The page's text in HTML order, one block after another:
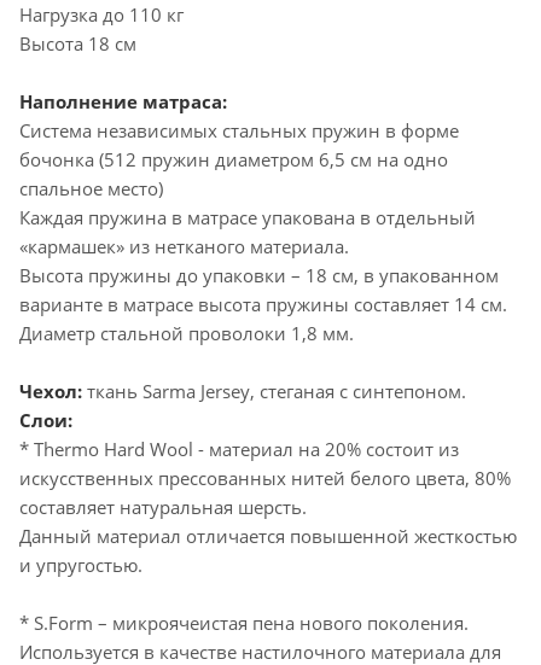
Нагрузка до 110 кг
Высота 18 см
Наполнение матраса:
Система независимых стальных пружин в форме
бочонка (512 пружин диаметром 6,5 см на одно
спальное место)
Каждая пружина в матрасе упакована в отдельный
«кармашек» из нетканого материала.
Высота пружины до упаковки – 18 см, в упакованном
варианте в матрасе высота пружины составляет 14 см.
Диаметр стальной проволоки 1,8 мм.
Чехол: ткань Sarma Jersey, стеганая с синтепоном.
Слои:
* Thermo Hard Wool - материал на 20% состоит из
искусственных прессованных нитей белого цвета, 80%
составляет натуральная шерсть.
Данный материал отличается повышенной жесткостью
и упругостью.
* S.Form – микроячеистая пена нового поколения.
Используется в качестве настилочного материала для